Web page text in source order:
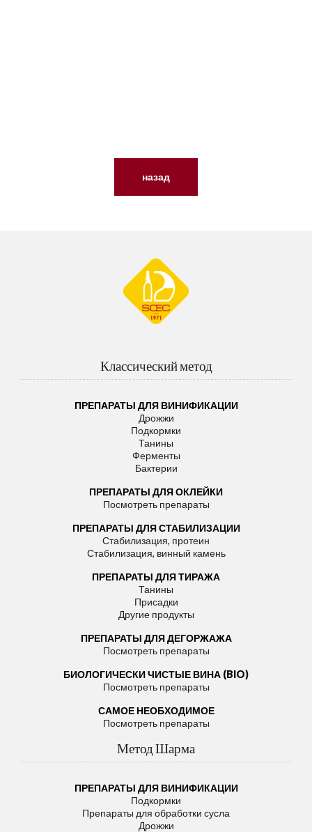
назад
Классический метод
ПРЕПАРАТЫ ДЛЯ ВИНИФИКАЦИИ
Дрожжи
Подкормки
Танины
Ферменты
Бактерии
ПРЕПАРАТЫ ДЛЯ ОКЛЕЙКИ
Посмотреть препараты
ПРЕПАРАТЫ ДЛЯ СТАБИЛИЗАЦИИ
Стабилизация, протеин
Стабилизация, винный камень
ПРЕПАРАТЫ ДЛЯ ТИРАЖА
Танины
Присадки
Другие продукты
ПРЕПАРАТЫ ДЛЯ ДЕГОРЖАЖА
Посмотреть препараты
БИОЛОГИЧЕСКИ ЧИСТЫЕ ВИНА (BIO)
Посмотреть препараты
САМОЕ НЕОБХОДИМОЕ
Посмотреть препараты
Метод Шарма
ПРЕПАРАТЫ ДЛЯ ВИНИФИКАЦИИ
Подкормки
Препараты для обработки сусла
Дрожжи